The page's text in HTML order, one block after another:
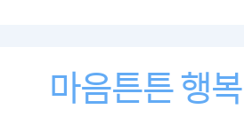
마음튼튼 행